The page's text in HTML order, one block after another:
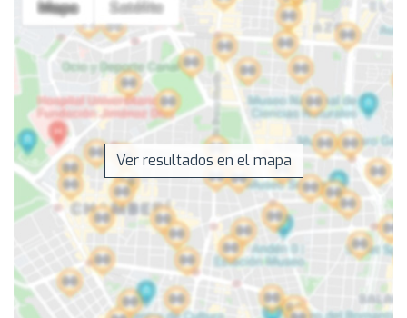
Ver resultados en el mapa